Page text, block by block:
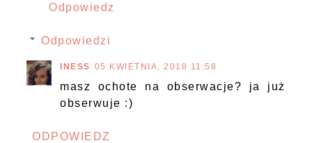
Odpowiedz
Odpowiedzi
INESS 05 KWIETNIA, 2018 11:58
masz ochote na obserwacje? ja już
obserwuje :)
ODPOWIEDZ